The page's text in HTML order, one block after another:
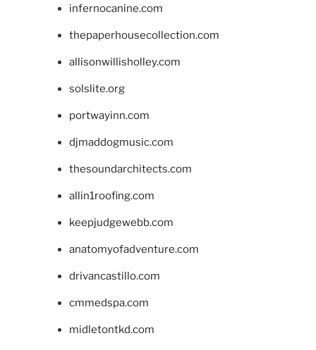
infernocanine.com
thepaperhousecollection.com
allisonwillisholley.com
solslite.org
portwayinn.com
djmaddogmusic.com
thesoundarchitects.com
allin1roofing.com
keepjudgewebb.com
anatomyofadventure.com
drivancastillo.com
cmmedspa.com
midletontkd.com